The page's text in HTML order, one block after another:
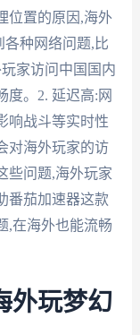
位置的原因,海外
种网络问题,比
家访问中国国内
度。2. 延迟高:网
响战斗等实时性
对海外玩家的访
些问题,海外玩家
番茄加速器这款
,在海外也能流畅
外玩梦幻